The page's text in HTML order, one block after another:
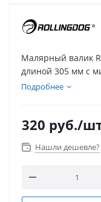
Малярный валик
длиной 305 мм с
мм. Предназначен
Подробнее
320 руб./
Нашли дешевле?